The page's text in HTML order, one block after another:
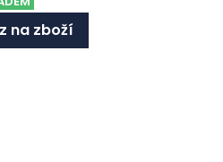
na zboží